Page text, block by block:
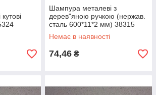
Шампура металеві з
дерев"яною ручкою (нержав.
сталь 600*11*2 мм) 38315
Немає в наявності
74,46 ₴